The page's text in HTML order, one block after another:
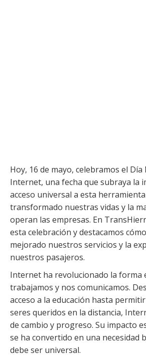
Hoy, 16 de mayo, celebramos el Día
Internet, una fecha que subraya la
acceso universal a esta
transformado nuestras vidas y la
operan las empresas. En
esta celebración y destacamos
mejorado nuestros servicios y la
nuestros pasajeros.
Internet ha revolucionado la forma
trabajamos y nos comunicamos.
acceso a la educación hasta
seres queridos en la distancia,
de cambio y progreso. Su impacto
se ha convertido en una necesidad
debe ser universal.